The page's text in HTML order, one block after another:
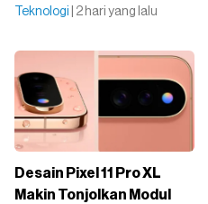
Teknologi | 2 hari yang lalu
Desain Pixel 11 Pro XL
Makin Tonjolkan Modul